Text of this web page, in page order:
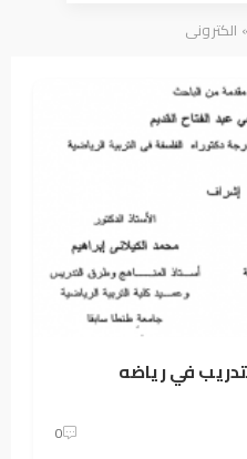
الكتروني
في رياضه
0